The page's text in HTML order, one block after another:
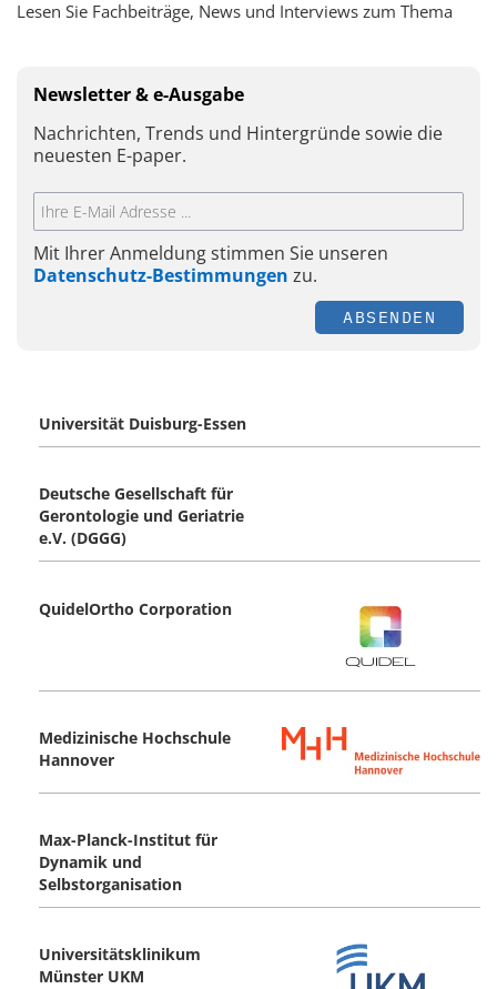
Lesen Sie Fachbeiträge, News und Interviews zum Thema
Newsletter & e-Ausgabe
Nachrichten, Trends und Hintergründe sowie die
neuesten E-paper.
Mit Ihrer Anmeldung stimmen Sie unseren
Datenschutz-Bestimmungen zu.
ABSENDEN
Universität Duisburg-Essen
Deutsche Gesellschaft für
Gerontologie und Geriatrie
e.V. (DGGG)
QuidelOrtho Corporation
Medizinische Hochschule
Hannover
Max-Planck-Institut für
Dynamik und
Selbstorganisation
Universitätsklinikum
Münster UKM